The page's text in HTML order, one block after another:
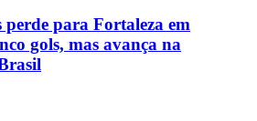
perde para Fortaleza em
gols, mas avança na